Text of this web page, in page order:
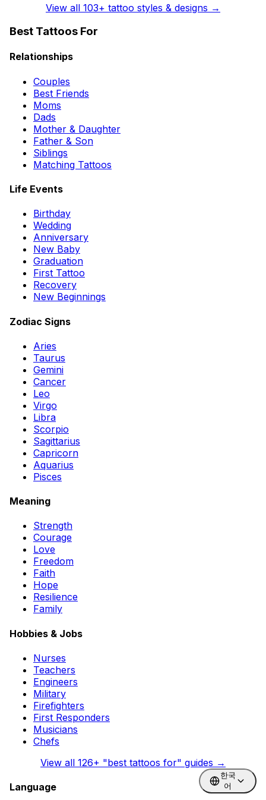
View all 103+ tattoo styles & designs →
Best Tattoos For
Relationships
Couples
Best Friends
Moms
Dads
Mother & Daughter
Father & Son
Siblings
Matching Tattoos
Life Events
Birthday
Wedding
Anniversary
New Baby
Graduation
First Tattoo
Recovery
New Beginnings
Zodiac Signs
Aries
Taurus
Gemini
Cancer
Leo
Virgo
Libra
Scorpio
Sagittarius
Capricorn
Aquarius
Pisces
Meaning
Strength
Courage
Love
Freedom
Faith
Hope
Resilience
Family
Hobbies & Jobs
Nurses
Teachers
Engineers
Military
Firefighters
First Responders
Musicians
Chefs
View all 126+ "best tattoos for" guides →
Language
한국
어